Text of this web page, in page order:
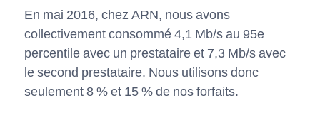
En mai 2016, chez ARN, nous avons
collectivement consommé 4,1 Mb/s au 95e
percentile avec un prestataire et 7,3 Mb/s avec
le second prestataire. Nous utilisons donc
seulement 8 % et 15 % de nos forfaits.